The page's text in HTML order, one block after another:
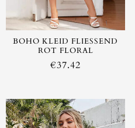
BOHO KLEID FLIESSEND R
OT FLORAL
€37.42